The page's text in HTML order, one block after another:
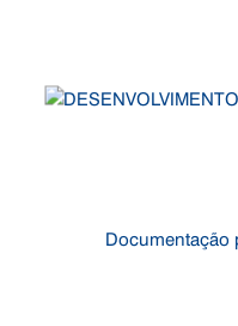
Documentação